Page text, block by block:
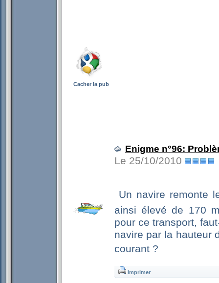
Cacher la pub
Enigme n°96:
Le 25/10/2010
 Un navire
ainsi élevé de 170
pour ce transport,
navire par la hauteur
courant ? 
Imprimer